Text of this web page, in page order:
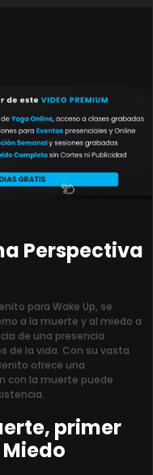
Perspectiva
para Wake Up, se
a la muerte y al miedo a
de una presencia
de la vida. Con su vasta
ofrece una
con la muerte puede
primer